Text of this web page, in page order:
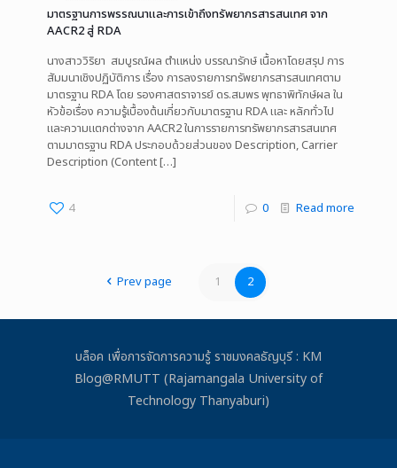
มาตรฐานการพรรณนาและการเข้าถึงทรัพยากรสารสนเทศ จาก
AACR2 สู่ RDA
นางสาววิริยา สมบูรณ์ผล ตำแหน่ง บรรณารักษ์ เนื้อหาโดยสรุป การ
สัมมนาเชิงปฏิบัติการ เรื่อง การลงรายการทรัพยากรสารสนเทศตาม
มาตรฐาน RDA โดย รองศาสตราจารย์ ดร.สมพร พุทธาพิทักษ์ผล ใน
หัวข้อเรื่อง ความรู้เบื้องต้นเกี่ยวกับมาตรฐาน RDA และ หลักทั่วไป
และความแตกต่างจาก AACR2 ในการรายการทรัพยากรสารสนเทศ
ตามมาตรฐาน RDA ประกอบด้วยส่วนของ Description, Carrier
Description (Content[…]
4 0 Read more
Prev page 1 2
บล็อค เพื่อการจัดการความรู้ ราชมงคลธัญบุรี : KM
Blog@RMUTT (Rajamangala University of
Technology Thanyaburi)